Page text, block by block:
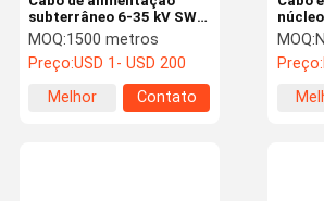
Cabo
tensão
MOQ:
Preço:
subterrâneo 6-35 kV SWA
isolado em XLPE blindado
- cabo subterrâneo de
média tensão de três
núcleos IEC 60502-2
MOQ:1500 metros
Preço:USD 1- USD 200
Melhor
Contato